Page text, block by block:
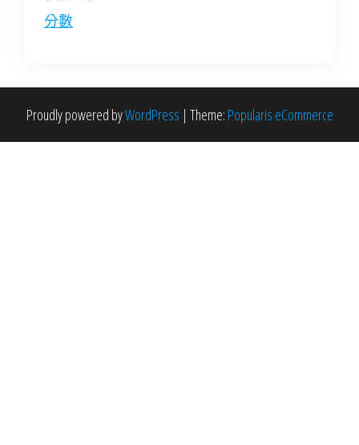
分數
Proudly powered byWordPress | Theme: Popularis eCommerce